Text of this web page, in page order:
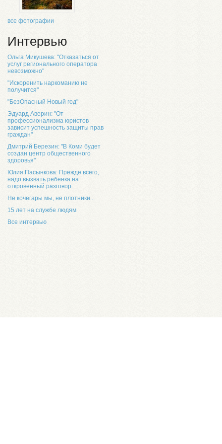
все фотографии
Интервью
Ольга Микушева: "Отказаться от
услуг регионального оператора
невозможно"
"Искоренить наркоманию не
получится"
"БезОпасный Новый год"
Эдуард Аверин: "От
профессионализма юристов
зависит успешность защиты прав
граждан"
Дмитрий Березин: "В Коми будет
создан центр общественного
здоровья"
Юлия Пасынкова: Прежде всего,
надо вызвать ребенка на
откровенный разговор
Не кочегары мы, не плотники...
15 лет на службе людям
Все интервью